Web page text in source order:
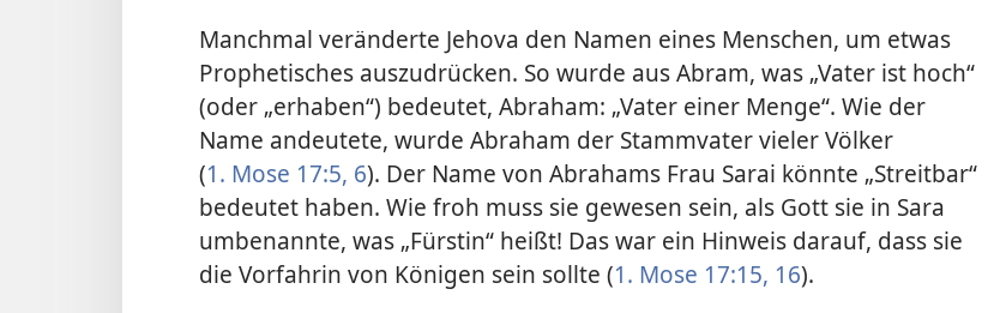
Manchmal veränderte Jehova den Namen eines Menschen, um etwas
Prophetisches auszudrücken. So wurde aus Abram, was „Vater ist hoch“
(oder „erhaben“) bedeutet, Abraham: „Vater einer Menge“. Wie der
Name andeutete, wurde Abraham der Stammvater vieler Völker
(1. Mose 17:5, 6). Der Name von Abrahams Frau Sarai könnte „Streitbar“
bedeutet haben. Wie froh muss sie gewesen sein, als Gott sie in Sara
umbenannte, was „Fürstin“ heißt! Das war ein Hinweis darauf, dass sie
die Vorfahrin von Königen sein sollte (1. Mose 17:15, 16).